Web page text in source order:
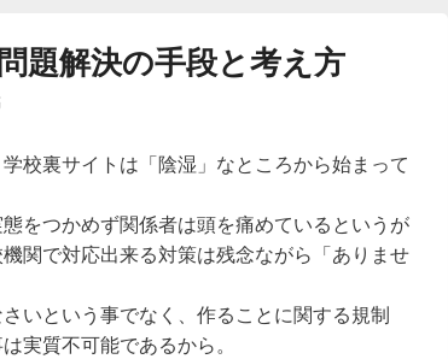
題解決の手段と考え方
校裏サイトは「陰湿」なところから始まって
をつかめず関係者は頭を痛めているというが
関で対応出来る対策は残念ながら「ありませ
いという事でなく、作ることに関する規制
実質不可能であるから。